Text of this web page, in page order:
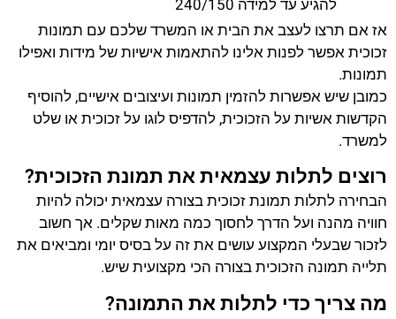
להגיע עד למידה 240/150
אז אם תרצו לעצב את הבית או המשרד שלכם עם תמונות
זכוכית אפשר לפנות אלינו להתאמות אישיות של מידות ואפילו
תמונות.
כמובן שיש אפשרות להזמין תמונות ועיצובים אישיים, להוסיף
הקדשות אשיות על הזכוכית, להדפיס לוגו על זכוכית או שלט
למשרד.
רוצים לתלות עצמאית את תמונת הזכוכית?
הבחירה לתלות תמונת זכוכית בצורה עצמאית יכולה להיות
חוויה מהנה ועל הדרך לחסוך כמה מאות שקלים. אך חשוב
לזכור שבעלי המקצוע עושים את זה על בסיס יומי ומביאים את
תלייה תמונה הזכוכית בצורה הכי מקצועית שיש.
מה צריך כדי לתלות את התמונה?